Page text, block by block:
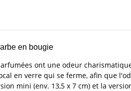
en bougie
ont une odeur
en verre qui se ferme, afin que
mini (env. 13,5 x 7 cm) et la